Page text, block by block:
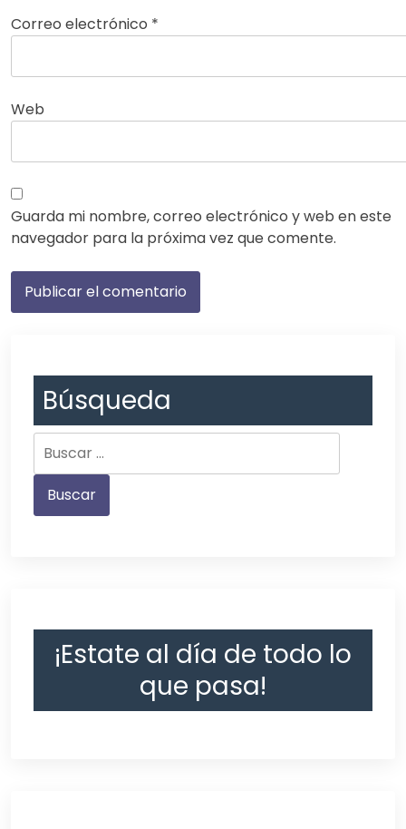
Correo electrónico *
Web
Guarda mi nombre, correo electrónico y web en este
navegador para la próxima vez que comente.
Búsqueda
¡Estate al día de todo lo
que pasa!